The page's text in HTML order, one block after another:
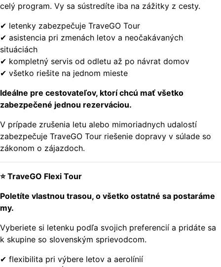
celý program. Vy sa sústredíte iba na zážitky z cesty.
✔ letenky zabezpečuje TraveGO Tour
✔ asistencia pri zmenách letov a neočakávaných
situáciách
✔ kompletný servis od odletu až po návrat domov
✔ všetko riešite na jednom mieste
Ideálne pre cestovateľov, ktorí chcú mať všetko
zabezpečené jednou rezerváciou.
V prípade zrušenia letu alebo mimoriadnych udalostí
zabezpečuje TraveGO Tour riešenie dopravy v súlade so
zákonom o zájazdoch.
⭐ TraveGO Flexi Tour
Poletíte vlastnou trasou, o všetko ostatné sa postaráme
my.
Vyberiete si letenku podľa svojich preferencií a pridáte sa
k skupine so slovenským sprievodcom.
✔ flexibilita pri výbere letov a aerolínií